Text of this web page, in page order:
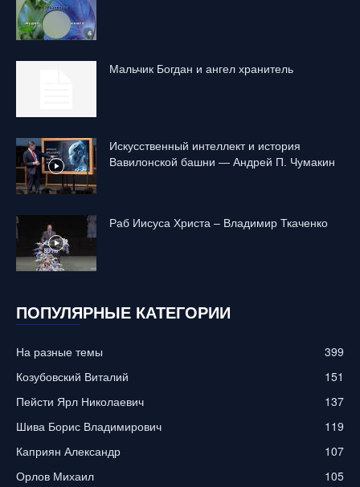
Mальчик Богдан и ангел хранитель
Искусственный интеллект и история
Вавилонской башни — Андрей П. Чумакин
Раб Иисуса Христа – Владимир Ткаченко
ПОПУЛЯРНЫЕ КАТЕГОРИИ
На разные темы
399
Козубовский Виталий
151
Пейсти Ярл Николаевич
137
Шива Борис Владимирович
119
Каприян Александр
107
Орлов Михаил
105